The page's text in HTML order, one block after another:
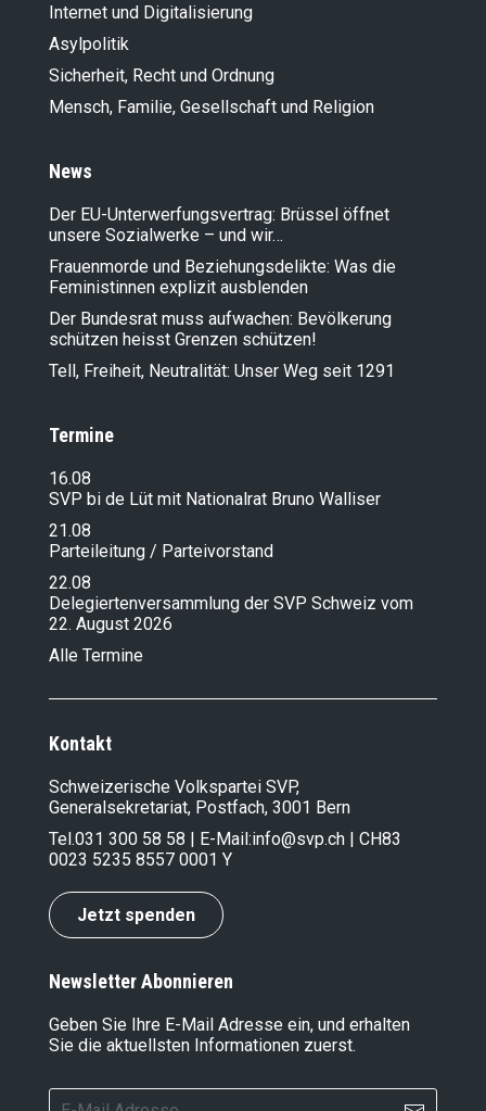
Internet und Digitalisierung
Asylpolitik
Sicherheit, Recht und Ordnung
Mensch, Familie, Gesellschaft und Religion
News
Der EU-Unterwerfungsvertrag: Brüssel öffnet
unsere Sozialwerke – und wir…
Frauenmorde und Beziehungsdelikte: Was die
Feministinnen explizit ausblenden
Der Bundesrat muss aufwachen: Bevölkerung
schützen heisst Grenzen schützen!
Tell, Freiheit, Neutralität: Unser Weg seit 1291
Termine
16.08
SVP bi de Lüt mit Nationalrat Bruno Walliser
21.08
Parteileitung / Parteivorstand
22.08
Delegiertenversammlung der SVP Schweiz vom
22. August 2026
Alle Termine
Kontakt
Schweizerische Volkspartei SVP,
Generalsekretariat, Postfach, 3001 Bern
Tel.031 300 58 58 | E-Mail:info@svp.ch | CH83
0023 5235 8557 0001 Y
Jetzt spenden
Newsletter Abonnieren
Geben Sie Ihre E-Mail Adresse ein, und erhalten
Sie die aktuellsten Informationen zuerst.